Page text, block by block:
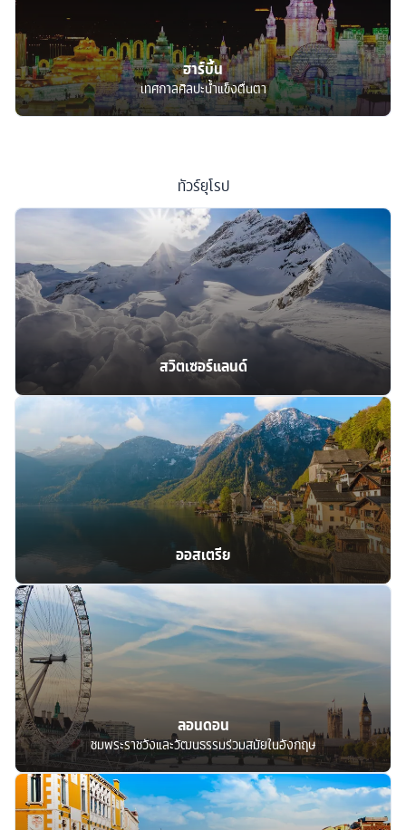
ฮาร์บิ้น
เทศกาลศิลปะน้ำแข็งตื่นตา
ทัวร์ยุโรป
สวิตเซอร์แลนด์
ออสเตรีย
ลอนดอน
ชมพระราชวังและวัฒนธรรมร่วมสมัยในอังกฤษ